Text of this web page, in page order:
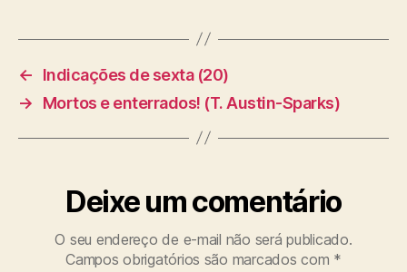
s
←
Indicações de sexta (20)
→
Mortos e enterrados! (T. Austin-Sparks)
Deixe um comentário
O seu endereço de e-mail não será publicado.
Campos obrigatórios são marcados com *